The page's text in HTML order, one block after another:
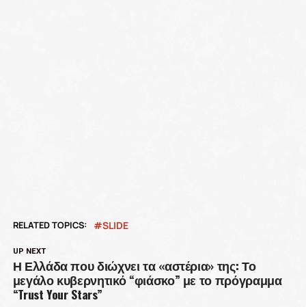
RELATED TOPICS: SLIDE
UP NEXT
Η Ελλάδα που διώχνει τα «αστέρια» της: Το
μεγάλο κυβερνητικό “φιάσκο” με το πρόγραμμα
“Trust Your Stars”